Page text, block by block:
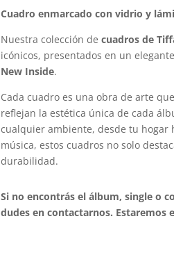
Cuadro enmarcado con vidrio y
Nuestra colección decuadros de
icónicos, presentados en un
New Inside.
Cada cuadro es una obra de arte
reflejan la estética única de cada
cualquier ambiente, desde tu hogar
música, estos cuadros no solo
durabilidad.
Si no encontrás el álbum, single o
dudes en contactarnos. Estaremos